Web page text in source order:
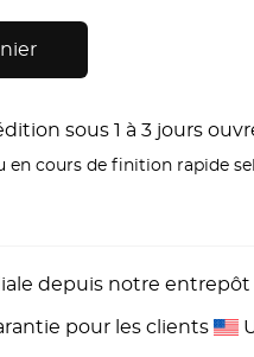
sous 1 à 3 jours
en cours de finition rapide
depuis notre entrepôt
pour les clients